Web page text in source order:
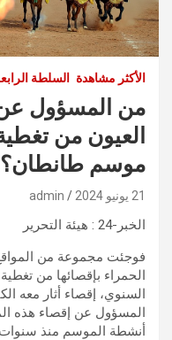
الأكثر مشاهدة السلطة
من المسؤول
موسم
21 يونيو 2024 admin
الخبر-24 : هيئة التحرير
فوجئت مجموعة من
الحمراء بإقصائها من
السنوي، إقصاء أثار معه
المسؤول عن إقصاء هذه
أنشطة الموسم منذ سنوات